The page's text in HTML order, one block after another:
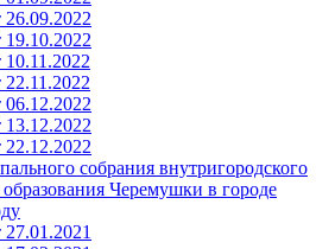
собрания внутригородского
Черемушки в городе